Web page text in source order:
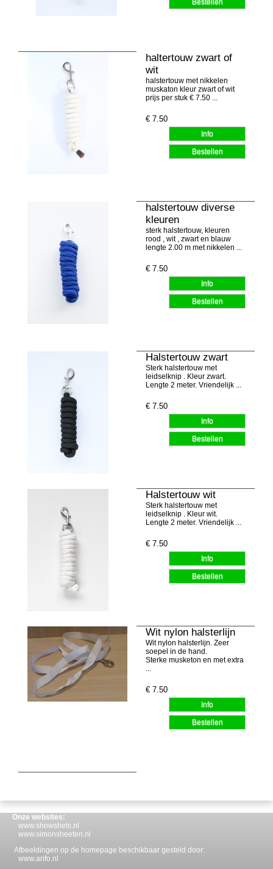
haltertouw zwart of
wit
halstertouw met nikkelen
muskaton kleur zwart of wit
prijs per stuk € 7.50 ...
€ 7.50
halstertouw diverse
kleuren
sterk halstertouw, kleuren
rood , wit , zwart en blauw
lengte 2.00 m met nikkelen ...
€ 7.50
Halstertouw zwart
Sterk halstertouw met
leidselknip . Kleur zwart.
Lengte 2 meter. Vriendelijk ...
€ 7.50
Halstertouw wit
Sterk halstertouw met
leidselknip . Kleur wit.
Lengte 2 meter. Vriendelijk ...
€ 7.50
Wit nylon halsterlijn
Wit nylon halsterlijn. Zeer
soepel in de hand.
Sterke musketon en met extra
...
€ 7.50
Onze websites:
www.showshets.nl
www.simonsheeten.nl
Afbeeldingen op de homepage beschikbaar gesteld door:
www.arifo.nl